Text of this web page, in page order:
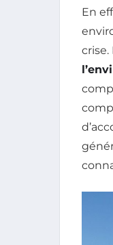
En
crise.